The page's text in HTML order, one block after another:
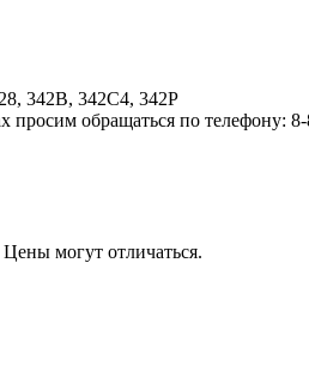
342В, 342С4, 342Р
обращаться по телефону:
могут отличаться.